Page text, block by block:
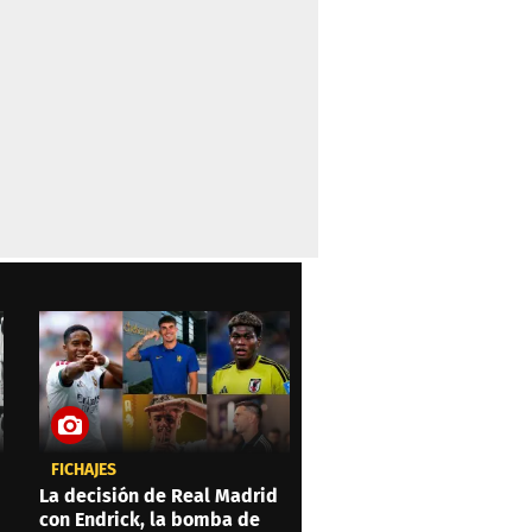
FICHAJES
La decisión de Real Madrid
con Endrick, la bomba de